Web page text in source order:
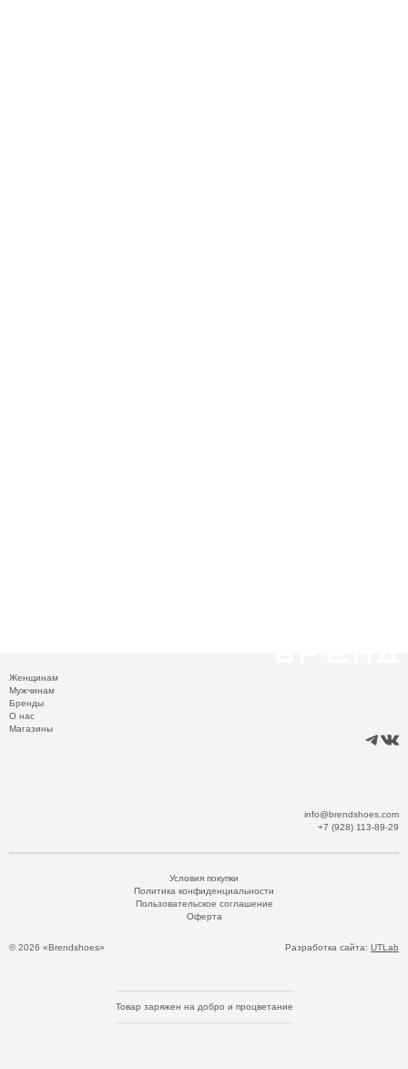
Женщинам
Мужчинам
Бренды
О нас
Магазины
info@brendshoes.com
+7 (928) 113-89-29
© 2026 «Brendshoes»
Условия покупки
Политика конфиденциальности
Пользовательское соглашение
Оферта
Разработка сайта: UTLab
Товар заряжен на добро и процветание